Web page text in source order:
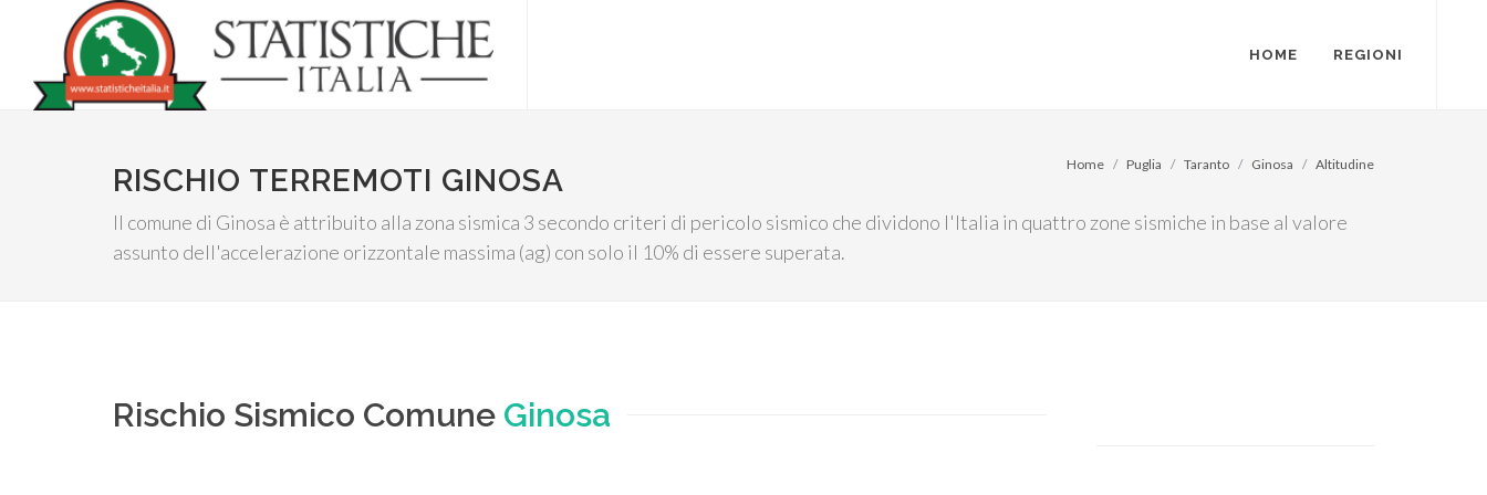
HOME REGIONI
RISCHIO TERREMOTI GINOSA
Il comune di Ginosa è attribuito alla zona sismica 3 secondo criteri di pericolo sismico che dividono l'Italia in quattro zone sismiche in base al valore
assunto dell'accelerazione orizzontale massima (ag) con solo il 10% di essere superata.
Home Puglia Taranto Ginosa Altitudine
Rischio Sismico Comune Ginosa